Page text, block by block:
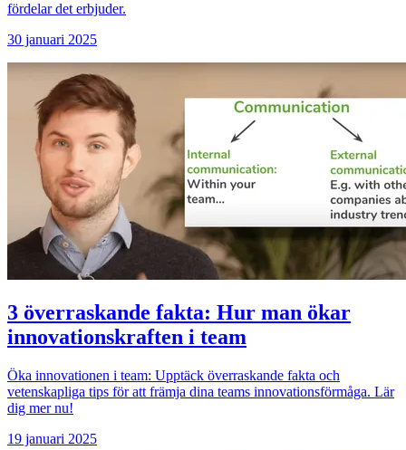
fördelar det erbjuder.
30 januari 2025
3 överraskande fakta: Hur man ökar
innovationskraften i team
Öka innovationen i team: Upptäck överraskande fakta och
vetenskapliga tips för att främja dina teams innovationsförmåga. Lär
dig mer nu!
19 januari 2025